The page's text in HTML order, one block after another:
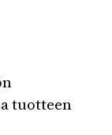
tuotteen